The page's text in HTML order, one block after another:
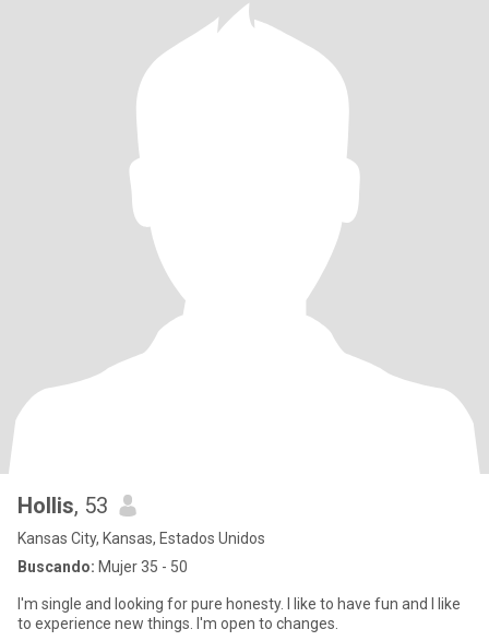
Hollis, 53
Kansas City, Kansas, Estados Unidos
Buscando: Mujer 35 - 50
I'm single and looking for pure honesty. I like to have fun and I like
to experience new things. I'm open to changes.